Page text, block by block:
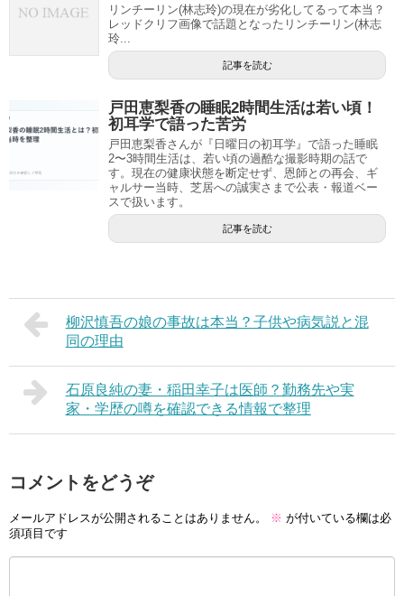
リンチーリン(林志玲)の現在が劣化してるって本当？
レッドクリフ画像で話題となったリンチーリン(林志
玲...
記事を読む
戸田恵梨香の睡眠2時間生活は若い頃！
初耳学で語った苦労
戸田恵梨香さんが『日曜日の初耳学』で語った睡眠
2〜3時間生活は、若い頃の過酷な撮影時期の話で
す。現在の健康状態を断定せず、恩師との再会、ギ
ャルサー当時、芝居への誠実さまで公表・報道ベー
スで扱います。
記事を読む
柳沢慎吾の娘の事故は本当？子供や病気説と混
同の理由
石原良純の妻・稲田幸子は医師？勤務先や実
家・学歴の噂を確認できる情報で整理
コメントをどうぞ
メールアドレスが公開されることはありません。 ※ が付いている欄は必
須項目です